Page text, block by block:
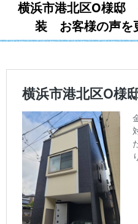
横浜市港北区O様
装 お客様の声を